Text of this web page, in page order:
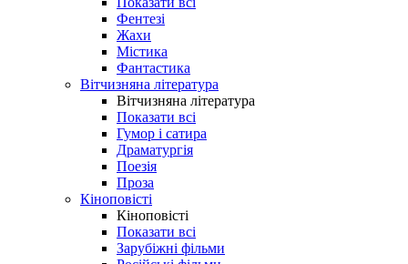
Фентезі
Жахи
Містика
Фантастика
Вітчизняна література
Вітчизняна література
Показати всі
Гумор і сатира
Драматургія
Поезія
Проза
Кіноповісті
Кіноповісті
Показати всі
Зарубіжні фільми